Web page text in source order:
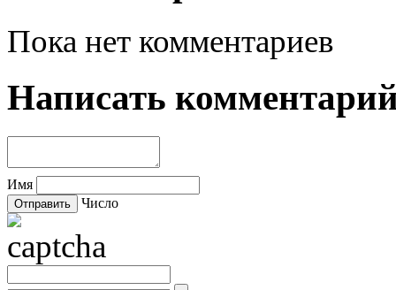
Пока нет комментариев
Написать
Имя
Число